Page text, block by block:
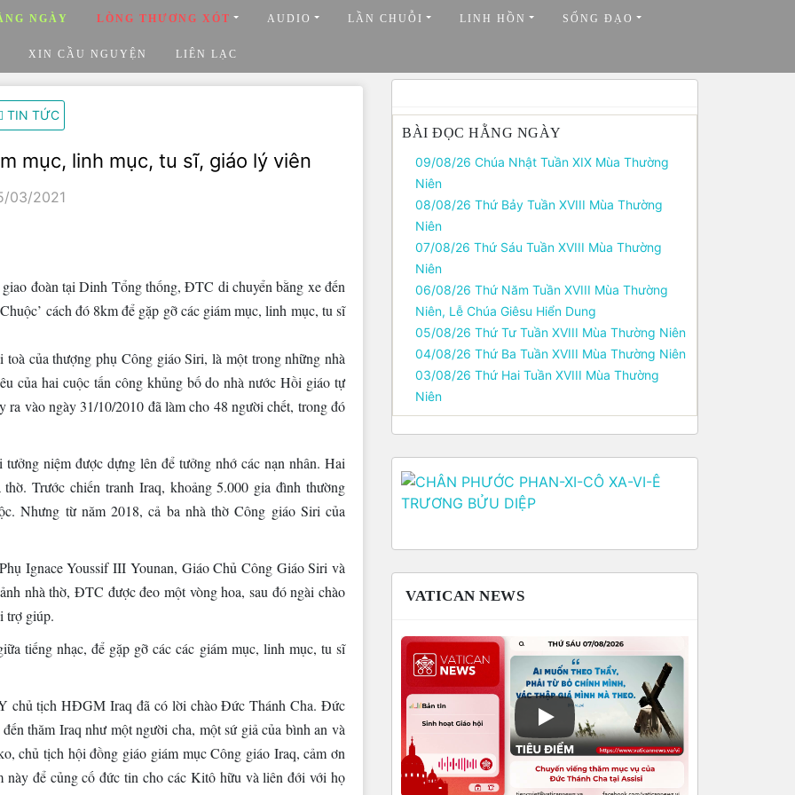
NGÀY LÒNG THƯƠNG XÓT AUDIO LẦN CHUỖI LINH HỒN SỐNG ĐẠO
XIN CẦU NGUYỆN LIÊN LẠC
TIN TỨC
mục, linh mục, tu sĩ, giáo lý viên
03/2021
đoàn tại Dinh Tổng thống, ĐTC di chuyển bằng xe đến
cách đó 8km để gặp gỡ các giám mục, linh mục, tu sĩ
của thượng phụ Công giáo Siri, là một trong những nhà
của hai cuộc tấn công khủng bố do nhà nước Hồi giáo tự
vào ngày 31/10/2010 đã làm cho 48 người chết, trong đó
niệm được dựng lên để tưởng nhớ các nạn nhân. Hai
Trước chiến tranh Iraq, khoảng 5.000 gia đình thường
Nhưng từ năm 2018, cả ba nhà thờ Công giáo Siri của
Ignace Youssif III Younan, Giáo Chủ Công Giáo Siri và
nhà thờ, ĐTC được đeo một vòng hoa, sau đó ngài chào
trợ giúp.
tiếng nhạc, để gặp gỡ các các giám mục, linh mục, tu sĩ
chủ tịch HĐGM Iraq đã có lời chào Đức Thánh Cha. Đức
thăm Iraq như một người cha, một sứ giả của bình an và
chủ tịch hội đồng giáo giám mục Công giáo Iraq, cảm ơn
này để củng cố đức tin cho các Kitô hữu và liên đới với họ
BÀI ĐỌC HẰNG NGÀY
09/08/26 Chúa Nhật Tuần XIX Mùa Thường
Niên
08/08/26 Thứ Bảy Tuần XVIII Mùa Thường
Niên
07/08/26 Thứ Sáu Tuần XVIII Mùa Thường
Niên
06/08/26 Thứ Năm Tuần XVIII Mùa Thường
Niên, Lễ Chúa Giêsu Hiển Dung
05/08/26 Thứ Tư Tuần XVIII Mùa Thường Niên
04/08/26 Thứ Ba Tuần XVIII Mùa Thường Niên
03/08/26 Thứ Hai Tuần XVIII Mùa Thường
Niên
VATICAN NEWS